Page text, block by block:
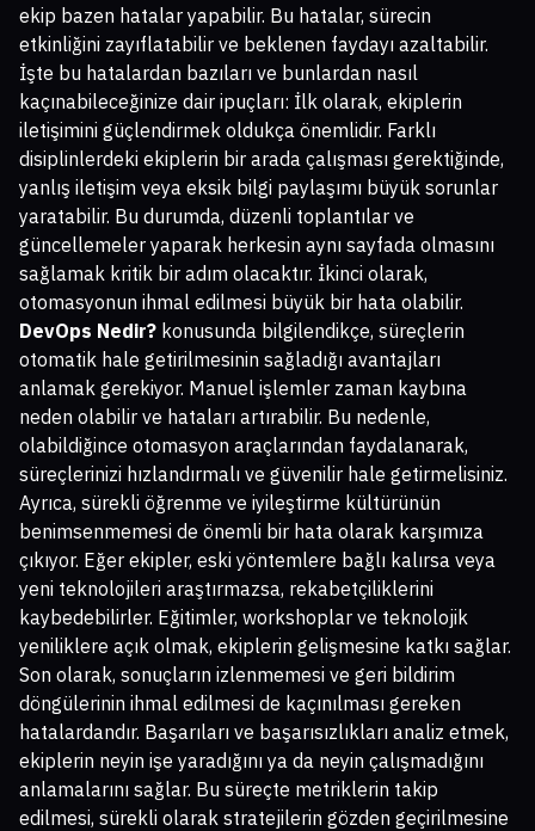
ekip bazen hatalar yapabilir. Bu hatalar, sürecin
etkinliğini zayıflatabilir ve beklenen faydayı azaltabilir.
İşte bu hatalardan bazıları ve bunlardan nasıl
kaçınabileceğinize dair ipuçları: İlk olarak, ekiplerin
iletişimini güçlendirmek oldukça önemlidir. Farklı
disiplinlerdeki ekiplerin bir arada çalışması gerektiğinde,
yanlış iletişim veya eksik bilgi paylaşımı büyük sorunlar
yaratabilir. Bu durumda, düzenli toplantılar ve
güncellemeler yaparak herkesin aynı sayfada olmasını
sağlamak kritik bir adım olacaktır. İkinci olarak,
otomasyonun ihmal edilmesi büyük bir hata olabilir.
DevOps Nedir? konusunda bilgilendikçe, süreçlerin
otomatik hale getirilmesinin sağladığı avantajları
anlamak gerekiyor. Manuel işlemler zaman kaybına
neden olabilir ve hataları artırabilir. Bu nedenle,
olabildiğince otomasyon araçlarından faydalanarak,
süreçlerinizi hızlandırmalı ve güvenilir hale getirmelisiniz.
Ayrıca, sürekli öğrenme ve iyileştirme kültürünün
benimsenmemesi de önemli bir hata olarak karşımıza
çıkıyor. Eğer ekipler, eski yöntemlere bağlı kalırsa veya
yeni teknolojileri araştırmazsa, rekabetçiliklerini
kaybedebilirler. Eğitimler, workshoplar ve teknolojik
yeniliklere açık olmak, ekiplerin gelişmesine katkı sağlar.
Son olarak, sonuçların izlenmemesi ve geri bildirim
döngülerinin ihmal edilmesi de kaçınılması gereken
hatalardandır. Başarıları ve başarısızlıkları analiz etmek,
ekiplerin neyin işe yaradığını ya da neyin çalışmadığını
anlamalarını sağlar. Bu süreçte metriklerin takip
edilmesi, sürekli olarak stratejilerin gözden geçirilmesine